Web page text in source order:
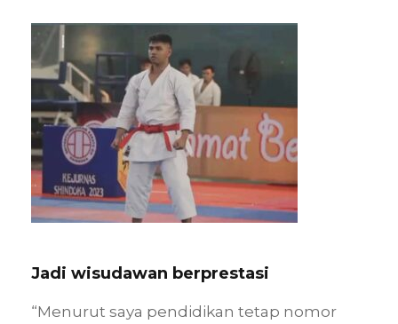
Jadi wisudawan berprestasi
“Menurut saya pendidikan tetap nomor